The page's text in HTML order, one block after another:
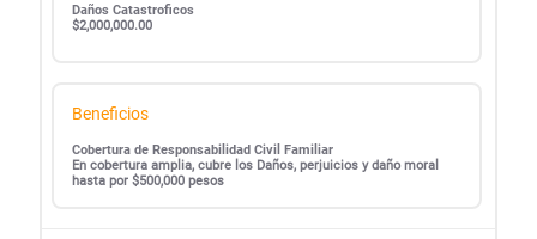
Daños Catastroficos
$2,000,000.00
Beneficios
Cobertura de Responsabilidad Civil Familiar
En cobertura amplia, cubre los Daños, perjuicios y daño moral
hasta por $500,000 pesos